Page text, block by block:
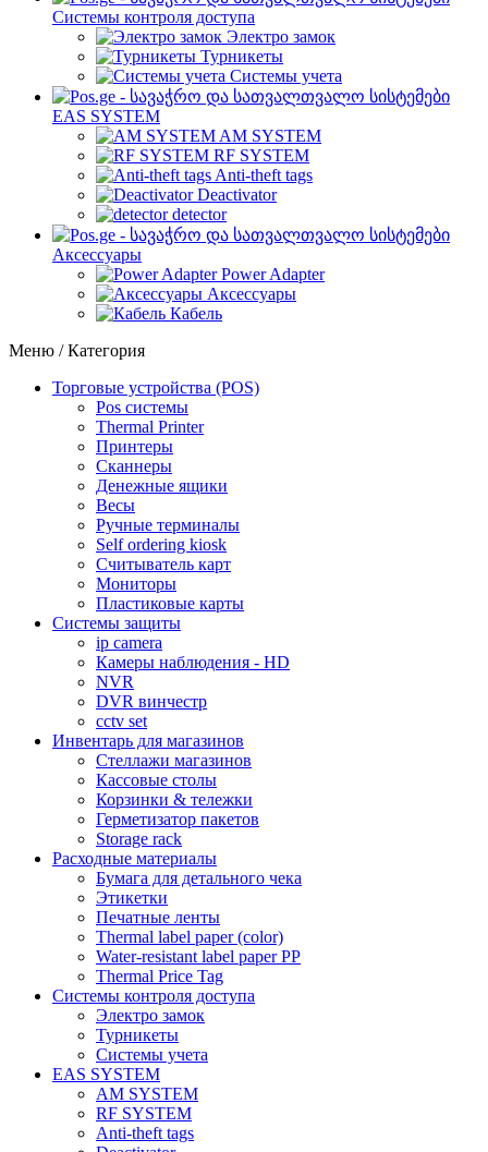
Системы контроля доступа
Электро замок
Турникеты
Cистемы учета
EAS SYSTEM
AM SYSTEM
RF SYSTEM
Anti-theft tags
Deactivator
detector
Аксессуары
Power Adapter
Аксессуары
Кабель
Меню / Категория
Торговые устройства (POS)
Pos системы
Thermal Printer
Принтеры
Сканнеры
Денежные ящики
Весы
Ручные терминалы
Self ordering kiosk
Считыватель карт
Мониторы
Пластиковые карты
Cистемы защиты
ip camera
Камеры наблюдения - HD
NVR
DVR винчестр
cctv set
Инвентарь для магазинов
Стеллажи магазинов
Кассовые столы
Корзинки & тележки
Герметизатор пакетов
Storage rack
Расходные материалы
Бумага для детального чека
Этикетки
Печатные ленты
Thermal label paper (color)
Water-resistant label paper PP
Thermal Price Tag
Системы контроля доступа
Электро замок
Турникеты
Cистемы учета
EAS SYSTEM
AM SYSTEM
RF SYSTEM
Anti-theft tags